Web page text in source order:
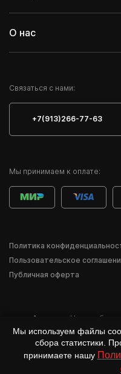
О нас
Мы принимаем к оплате:
Cвязаться с нами:
+7(913)266-77-63
Политика
Пользовательское
Публичная оферта
Адрес: г. Новосибирск
*Деятельность компании Meta
признана в России
Мы используем файлы
сбора статистики.
принимаете нашу